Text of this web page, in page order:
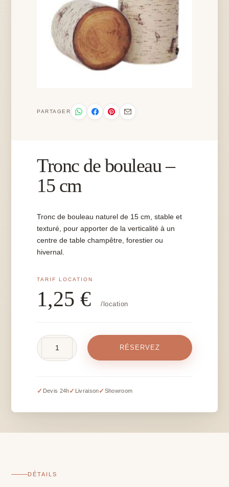
PARTAGER
Tronc de bouleau –
15 cm
Tronc de bouleau naturel de 15 cm, stable et
texturé, pour apporter de la verticalité à un
centre de table champêtre, forestier ou
hivernal.
1,25€ /location
bouleau
15
RÉSERVEZ
✓ Devis 24h✓ Livraison✓ Showroom
DÉTAILS